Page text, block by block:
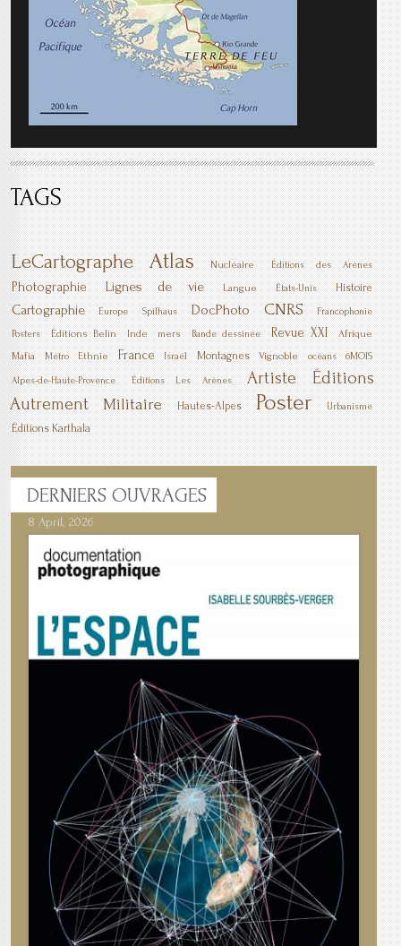
TAGS
LeCartographe Atlas Nucléaire Éditions des Arènes
Photographie Lignes de vie Langue États-Unis Histoire
Cartographie Europe Spilhaus DocPhoto CNRS Francophonie
Posters Éditions Belin Inde mers Bande dessinée Revue XXI
Afrique
Mafia
Métro Ethnie France Israël Montagnes Vignoble océans 6MOIS
Alpes-de-Haute-Provence Éditions Les Arènes Artiste
Éditions
Autrement
Militaire Hautes-Alpes Poster Urbanisme
Éditions Karthala
DERNIERS OUVRAGES
8 April, 2026
7 April, 2026
1 March, 2026
23 December, 2025
9 December, 2025
6 October, 2025
5 April, 2025
17 March, 2025
11 January, 2025
10 January, 2025